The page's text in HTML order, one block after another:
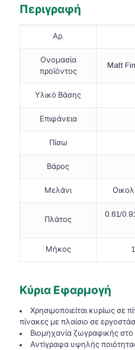
Περιγραφή
Αρ.
Ονομασία
προϊόντος
Matt
Υλικό Βάσης
Επιφάνεια
Πίσω
Βάρος
Μελάνι
Πλάτος
0.61/
Μήκος
Κύρια Εφαρμογή
Χρησιμοποιείται κυρίως σε
πίνακες με πλαίσιο σε
Βιομηχανία ζωγραφικής στο
Αντίγραφα υψηλής